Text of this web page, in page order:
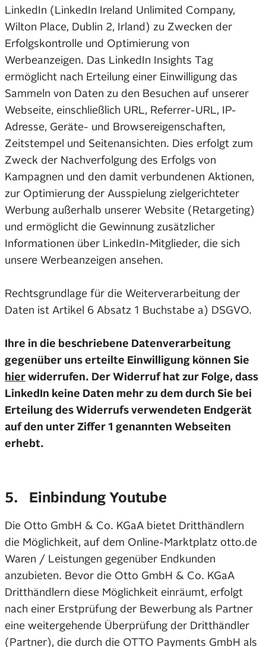
LinkedIn (LinkedIn Ireland Unlimited Company,
Wilton Place, Dublin 2, Irland) zu Zwecken der
Erfolgskontrolle und Optimierung von
Werbeanzeigen. Das LinkedIn Insights Tag
ermöglicht nach Erteilung einer Einwilligung das
Sammeln von Daten zu den Besuchen auf unserer
Webseite, einschließlich URL, Referrer-URL, IP-
Adresse, Geräte- und Browsereigenschaften,
Zeitstempel und Seitenansichten. Dies erfolgt zum
Zweck der Nachverfolgung des Erfolgs von
Kampagnen und den damit verbundenen Aktionen,
zur Optimierung der Ausspielung zielgerichteter
Werbung außerhalb unserer Website (Retargeting)
und ermöglicht die Gewinnung zusätzlicher
Informationen über LinkedIn-Mitglieder, die sich
unsere Werbeanzeigen ansehen.
Rechtsgrundlage für die Weiterverarbeitung der
Daten ist Artikel 6 Absatz 1 Buchstabe a) DSGVO.
Ihre in die beschriebene Datenverarbeitung
gegenüber uns erteilte Einwilligung können Sie
hier widerrufen. Der Widerruf hat zur Folge, dass
LinkedIn keine Daten mehr zu dem durch Sie bei
Erteilung des Widerrufs verwendeten Endgerät
auf den unter Ziffer 1 genannten Webseiten
erhebt.
5. Einbindung Youtube
Die Otto GmbH & Co. KGaA bietet Dritthändlern
die Möglichkeit, auf dem Online-Marktplatz otto.de
Waren / Leistungen gegenüber Endkunden
anzubieten. Bevor die Otto GmbH & Co. KGaA
Dritthändlern diese Möglichkeit einräumt, erfolgt
nach einer Erstprüfung der Bewerbung als Partner
eine weitergehende Überprüfung der Dritthändler
(Partner), die durch die OTTO Payments GmbH als